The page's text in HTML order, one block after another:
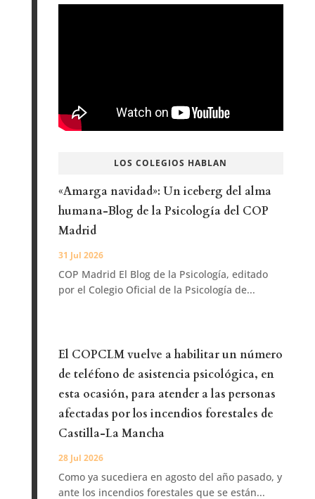
LOS COLEGIOS HABLAN
«Amarga navidad»: Un iceberg del alma
humana-Blog de la Psicología del COP
Madrid
31 Jul 2026
COP Madrid El Blog de la Psicología, editado
por el Colegio Oficial de la Psicología de...
El COPCLM vuelve a habilitar un número
de teléfono de asistencia psicológica, en
esta ocasión, para atender a las personas
afectadas por los incendios forestales de
Castilla-La Mancha
28 Jul 2026
Como ya sucediera en agosto del año pasado, y
ante los incendios forestales que se están...